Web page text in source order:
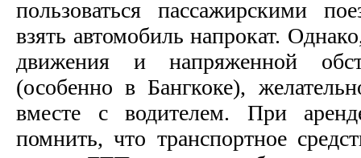
пользоваться пассажирскими
взять автомобиль напрокат.
движения и напряженной
(особенно в Бангкоке),
вместе с водителем. При
помнить, что транспортное